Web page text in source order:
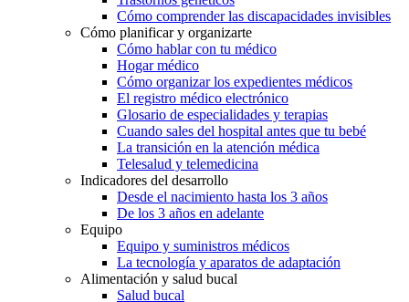
Cómo comprender las discapacidades invisibles
Cómo planificar y organizarte
Cómo hablar con tu médico
Hogar médico
Cómo organizar los expedientes médicos
El registro médico electrónico
Glosario de especialidades y terapias
Cuando sales del hospital antes que tu bebé
La transición en la atención médica
Telesalud y telemedicina
Indicadores del desarrollo
Desde el nacimiento hasta los 3 años
De los 3 años en adelante
Equipo
Equipo y suministros médicos
La tecnología y aparatos de adaptación
Alimentación y salud bucal
Salud bucal